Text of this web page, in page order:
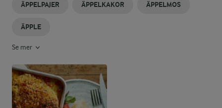
ÄPPELPAJER ÄPPELKAKOR ÄPPELMOS
ÄPPLE
Se mer